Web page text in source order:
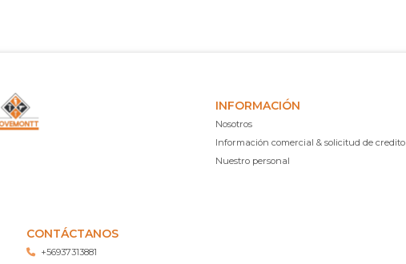
INFORMACIÓN
Nosotros
Información comercial & solicitud de credito
Nuestro personal
CONTÁCTANOS
+56937313881